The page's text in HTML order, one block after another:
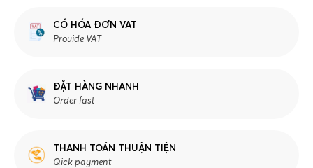
CÓ HÓA ĐƠN VAT
Provide VAT
ĐẶT HÀNG NHANH
Order fast
THANH TOÁN THUẬN TIỆN
Qick payment